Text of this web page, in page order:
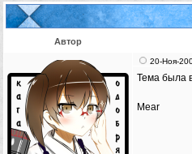
Автор
20-Ноя-
Тема была
Mear